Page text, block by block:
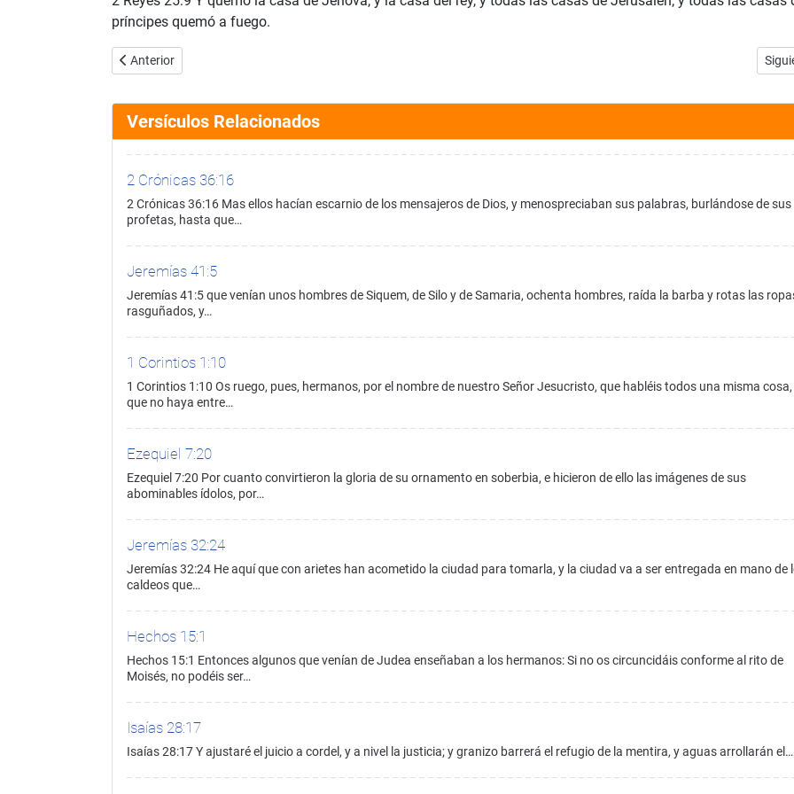
príncipes quemó a fuego.
Artículo anterior: 2 Reyes 25:8
Anterior
Versículos Relacionados
2 Crónicas 36:16
2 Crónicas 36:16 Mas ellos hacían escarnio de los mensajeros de Dios, y menospreciaban sus palabras, burlándose de sus
profetas, hasta que…
Jeremías 41:5
Jeremías 41:5 que venían unos hombres de Siquem, de Silo y de Samaria, ochenta hombres, raída la barba y rotas las
rasguñados, y…
1 Corintios 1:10
1 Corintios 1:10 Os ruego, pues, hermanos, por el nombre de nuestro Señor Jesucristo, que habléis todos una misma cosa,
que no haya entre…
Ezequiel 7:20
Ezequiel 7:20 Por cuanto convirtieron la gloria de su ornamento en soberbia, e hicieron de ello las imágenes de sus
abominables ídolos, por…
Jeremías 32:24
Jeremías 32:24 He aquí que con arietes han acometido la ciudad para tomarla, y la ciudad va a ser entregada en mano de
caldeos que…
Hechos 15:1
Hechos 15:1 Entonces algunos que venían de Judea enseñaban a los hermanos: Si no os circuncidáis conforme al rito de
Moisés, no podéis ser…
Isaías 28:17
Isaías 28:17 Y ajustaré el juicio a cordel, y a nivel la justicia; y granizo barrerá el refugio de la mentira, y aguas arrollarán el…